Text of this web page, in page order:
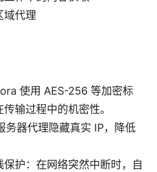
域代理
使用 AES-256 等加密标
输过程中的机密性。
务器代理隐藏真实 IP，降低
保护：在网络突然中断时，自